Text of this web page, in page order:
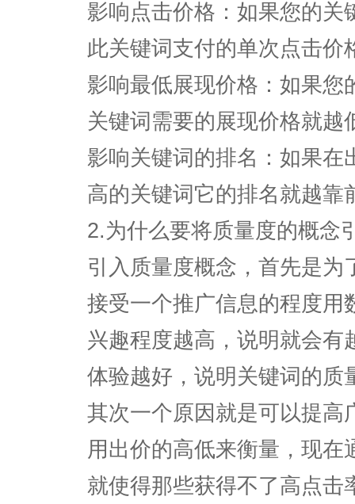
影响点击价格：如果您的关
此关键词支付的单次点击价
影响最低展现价格：如果您
关键词需要的展现价格就越
影响关键词的排名：如果在
高的关键词它的排名就越靠
2.为什么要将质量度的概念
引入质量度概念，首先是
接受一个推广信息的程度用
兴趣程度越高，说明就会有
体验越好，说明关键词的质
其次一个原因就是可以提高
用出价的高低来衡量，现
就使得那些获得不了高点击